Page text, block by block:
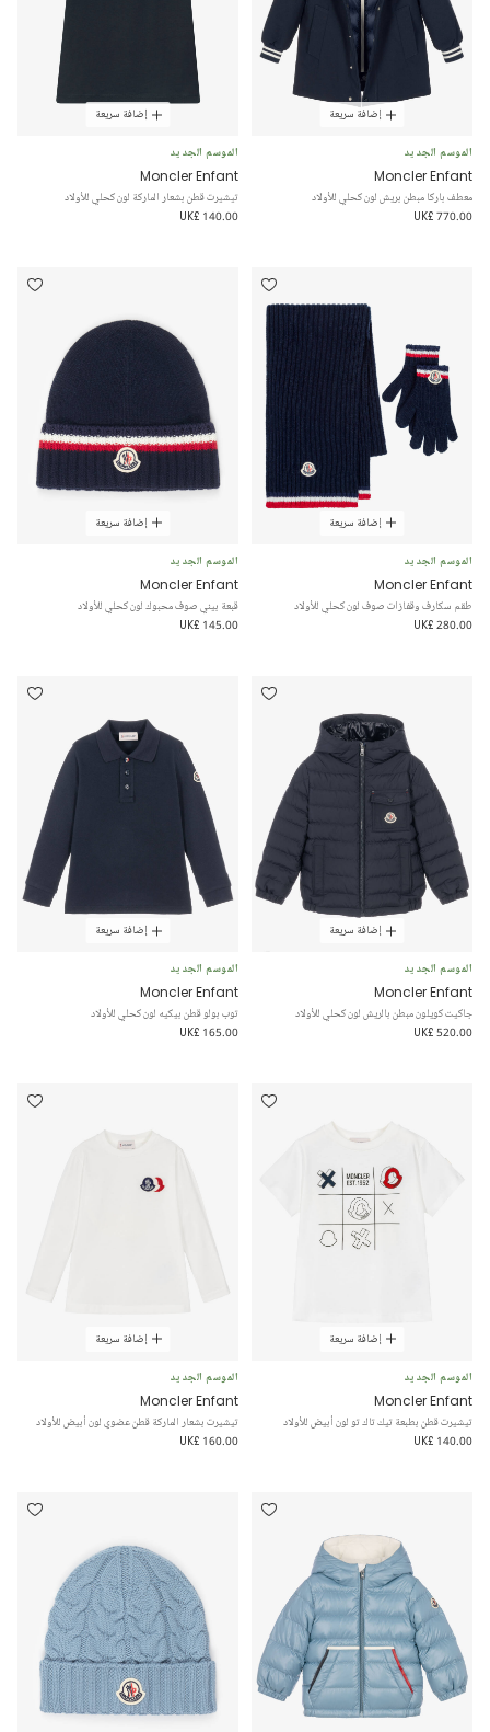
إضافة سريعة
الموسم الجديد
Moncler Enfant
معطف باركا مبطن بريش لون كحلي للأولاد
UK£ 770.00
إضافة سريعة
الموسم الجديد
Moncler Enfant
تيشيرت قطن بشعار الماركة لون كحلي للأولاد
UK£ 140.00
إضافة سريعة
الموسم الجديد
Moncler Enfant
طقم سكارف وقفازات صوف لون كحلي للأولاد
UK£ 280.00
إضافة سريعة
الموسم الجديد
Moncler Enfant
قبعة بيني صوف محبوك لون كحلي للأولاد
UK£ 145.00
إضافة سريعة
الموسم الجديد
Moncler Enfant
جاكيت كويلون مبطن بالريش لون كحلي للأولاد
UK£ 520.00
إضافة سريعة
الموسم الجديد
Moncler Enfant
توب بولو قطن بيكيه لون كحلي للأولاد
UK£ 165.00
إضافة سريعة
الموسم الجديد
Moncler Enfant
تيشيرت قطن بطبعة تيك تاك تو لون أبيض للأولاد
UK£ 140.00
إضافة سريعة
الموسم الجديد
Moncler Enfant
تيشيرت بشعار الماركة قطن عضوي لون أبيض للأولاد
UK£ 160.00